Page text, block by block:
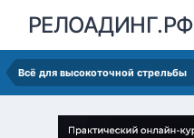
РЕЛОАДИНГ.РФ
Всё для высокоточной стрельбы